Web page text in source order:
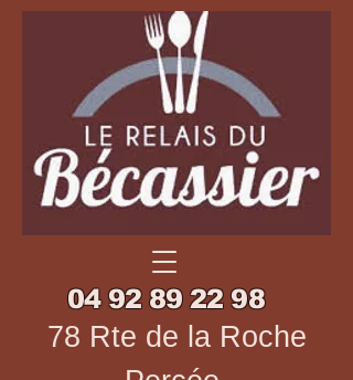
04 92 89 22 98
78 Rte de la Roche